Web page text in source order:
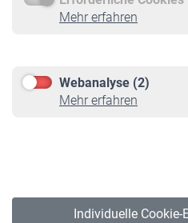
Mehr erfahren
Webanalyse (2)
Mehr erfahren
Individuelle
Service
Informationen
Online-Rechner
VBLnewsletter
Erklärung zur Barrierefreiheit